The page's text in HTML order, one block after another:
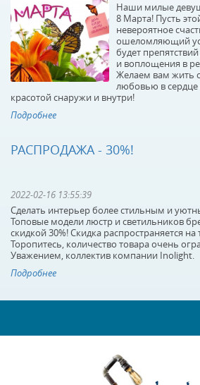
Наши милые
8 Марта! Пусть
невероятное
ошеломляющий
будет
и воплощения в
Желаем вам жить
любовью в сердце
красотой снаружи и внутри!
Подробнее
РАСПРОДАЖА - 30%!
2022-02-16 13:55:39
Сделать интерьер более стильным и
Топовые модели люстр и светильников
скидкой 30%! Скидка распространяется
Торопитесь, количество товара очень
Уважением, коллектив компании Inolight.
Подробнее